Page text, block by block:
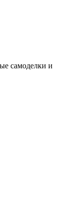
самоделки и